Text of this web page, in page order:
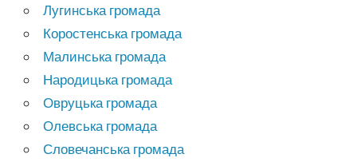
Лугинська громада
Коростенська громада
Малинська громада
Народицька громада
Овруцька громада
Олевська громада
Словечанська громада